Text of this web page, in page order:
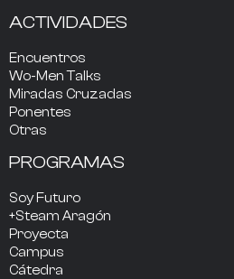
ACTIVIDADES
Encuentros
Wo-Men Talks
Miradas Cruzadas
Ponentes
Otras
PROGRAMAS
Soy Futuro
+Steam Aragón
Proyecta
Campus
Cátedra